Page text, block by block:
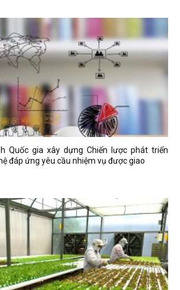
Quốc gia xây dựng Chiến lược phát triển
đáp ứng yêu cầu nhiệm vụ được giao